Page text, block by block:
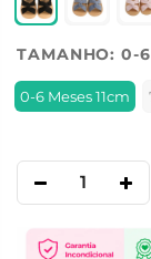
TAMANHO:0-6
0-6 Meses 11cm